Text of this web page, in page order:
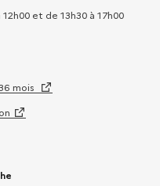
et de 13h30 à 17h00
mois